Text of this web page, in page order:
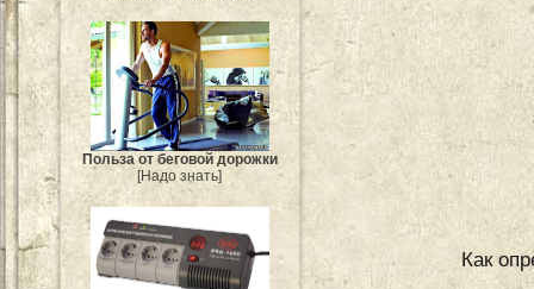
Польза от беговой дорожки
[Надо знать]
Как